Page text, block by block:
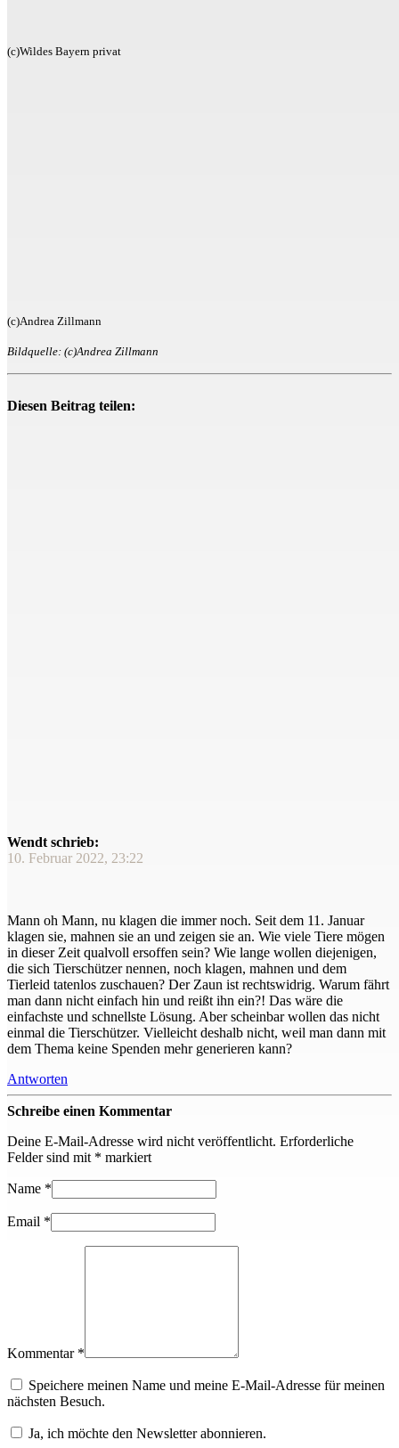
(c)Wildes Bayern privat
(c)Andrea Zillmann
Bildquelle: (c)Andrea Zillmann
Diesen Beitrag teilen:
Wendt schrieb:
10. Februar 2022, 23:22
Mann oh Mann, nu klagen die immer noch. Seit dem 11. Januar
klagen sie, mahnen sie an und zeigen sie an. Wie viele Tiere mögen
in dieser Zeit qualvoll ersoffen sein? Wie lange wollen diejenigen,
die sich Tierschützer nennen, noch klagen, mahnen und dem
Tierleid tatenlos zuschauen? Der Zaun ist rechtswidrig. Warum fährt
man dann nicht einfach hin und reißt ihn ein?! Das wäre die
einfachste und schnellste Lösung. Aber scheinbar wollen das nicht
einmal die Tierschützer. Vielleicht deshalb nicht, weil man dann mit
dem Thema keine Spenden mehr generieren kann?
Antworten
Schreibe einen Kommentar
Deine E-Mail-Adresse wird nicht veröffentlicht. Erforderliche
Felder sind mit * markiert
Name *
Email *
Kommentar *
Speichere meinen Name und meine E-Mail-Adresse für meinen
nächsten Besuch.
Ja, ich möchte den Newsletter abonnieren.